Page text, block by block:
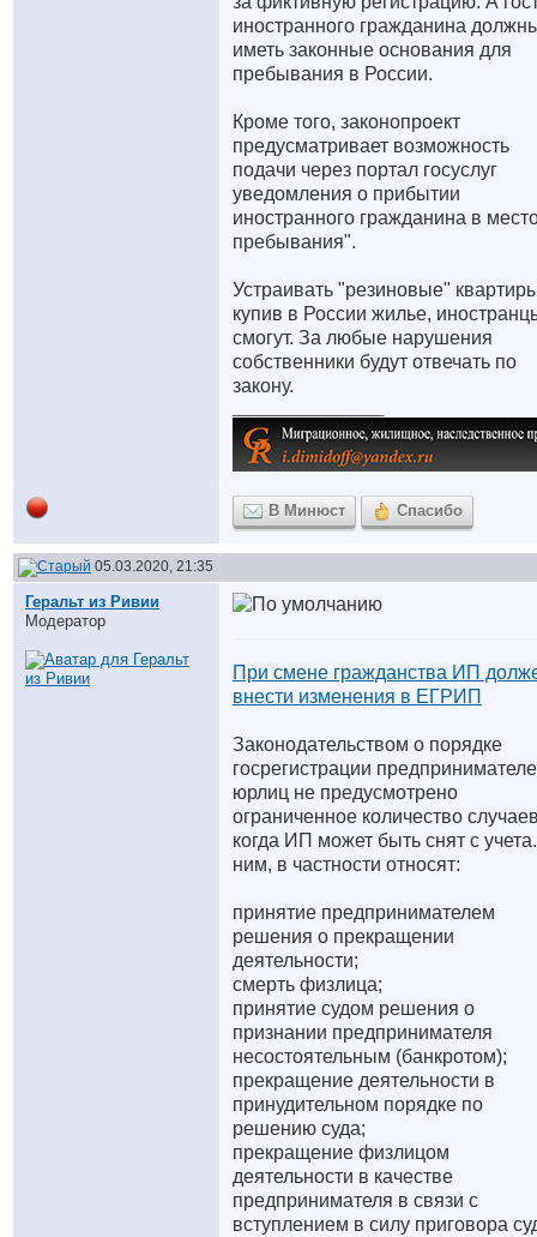
иностранного гражданина
иметь законные основания для
пребывания в России.
Кроме того, законопроект
предусматривает возможность
подачи через портал госуслуг
уведомления о прибытии
иностранного гражданина в
пребывания".
Устраивать "резиновые"
купив в России жилье,
смогут. За любые нарушения
собственники будут отвечать по
закону.
В Минюст Спасибо
05.03.2020, 21:35
Геральт из Ривии
Модератор
При смене гражданства ИП
внести изменения в ЕГРИП
Законодательством о порядке
госрегистрации
юрлиц не предусмотрено
ограниченное количество
когда ИП может быть снят с
ним, в частности относят:
принятие предпринимателем
решения о прекращении
деятельности;
смерть физлица;
принятие судом решения о
признании предпринимателя
несостоятельным (банкротом);
прекращение деятельности в
принудительном порядке по
решению суда;
прекращение физлицом
деятельности в качестве
предпринимателя в связи с
вступлением в силу приговора